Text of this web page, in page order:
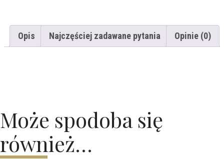
Opis Najczęściej zadawane pytania Opinie (0)
Może spodoba się
również…